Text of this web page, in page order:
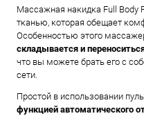
Массажная накидка Full Body
тканью, которая обещает
Особенностью этого
складывается и
что вы можете брать его с
сети.
Простой в использовании
функцией автоматического